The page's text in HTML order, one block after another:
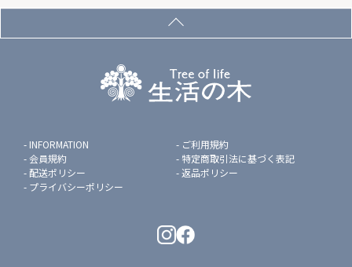
INFORMATION
ご利用規約
会員規約
特定商取引法に基づく表記
配送ポリシー
返品ポリシー
プライバシーポリシー